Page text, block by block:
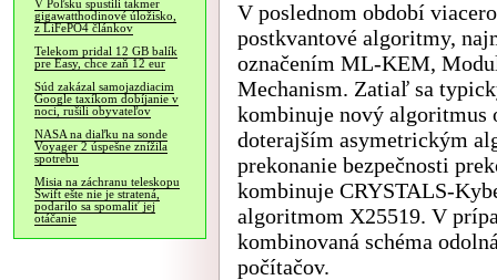
V Poľsku spustili takmer
gigawatthodinové úložisko,
z LiFePO4 článkov
Telekom pridal 12 GB balík
pre Easy, chce zaň 12 eur
Súd zakázal samojazdiacim
Google taxíkom dobíjanie v
noci, rušili obyvateľov
NASA na diaľku na sonde
Voyager 2 úspešne znížila
spotrebu
Misia na záchranu teleskopu
Swift ešte nie je stratená,
podarilo sa spomaliť jej
otáčanie
V poslednom období
postkvantové algoritmy,
označením ML-KEM,
Mechanism. Zatiaľ sa
kombinuje nový algoritmus
doterajším asymetrickým
prekonanie bezpečnosti
kombinuje CRYSTALS-
algoritmom X25519. V
kombinovaná schéma
počítačov.